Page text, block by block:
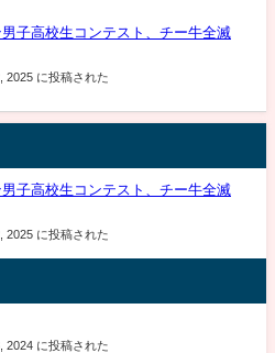
男子高校生コンテスト、チー牛全滅
2025 に投稿された
男子高校生コンテスト、チー牛全滅
2025 に投稿された
2024 に投稿された